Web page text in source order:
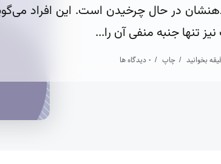
در حال چرخیدن است. این افراد
تنها جنبه منفی آن را...
چاپ 0 دیدگاه ها